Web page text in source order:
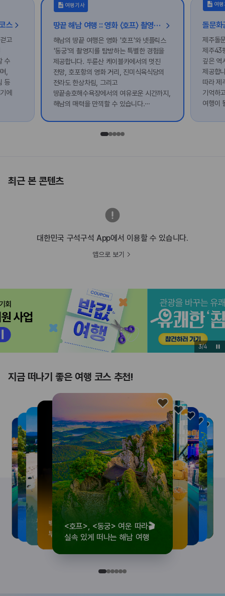
스
고
수
,
등
에
여행기사
땅끝 해남 여행 :: 영화 〈호프〉 촬영지 남창리부터 넷플릭스 〈동궁〉 촬영지 도솔암 등
해남의 땅끝 여행은 영화 '호프'와 넷플릭스
'동궁'의 촬영지를 탐방하는 특별한 경험을
제공합니다. 두륜산 케이블카에서의 멋진
전망, 호포항의 영화 거리, 진미식육식당의
전라도 한상차림, 그리고
땅끝송호해수욕장에서의 여유로운 시간까지,
해남의 매력을 만끽할 수 있습니다.
여
제주돌
제주43
깊은 역
제공합
따라 제
기억하
여행이
최근 본 콘텐츠
대한민국 구석구석 App에서 이용할 수 있습니다.
앱으로 보기
3/4
지금 떠나기 좋은 여행 코스 추천!
<호프>, <동궁> 여운 따라🎬
실속 있게 떠나는 해남 여행
로컬 감성 수집!
전국 로컬 기념품숍 3곳⭐
우리말이 더 재미있어지는
세종 한글 여행
숲길부터 천년 고찰까지!
마음에 쉼을 더하는 부안
뚜벅이 여행자 주목🚶
양양 1박 2일 코스
백제의 숨결을 따라,
부여에서 만나는 여름
<호프>, <동궁> 여운 따라🎬
실속 있게 떠나는 해남 여행
로컬 감성 수집!
전국 로컬 기념품숍 3곳⭐
우리말이 더 재미있어지는
세종 한글 여행
숲길부터 천년 고찰까지!
마음에 쉼을 더하는 부안
뚜벅이 여행자 주목🚶
양양 1박 2일 코스
백제의 숨결을 따라,
부여에서 만나는 여름
<호프>, <동궁> 여운 따라🎬
실속 있게 떠나는 해남 여행
로컬 감성 수집!
전국 로컬 기념품숍 3곳⭐
우리말이 더 재미있어지는
세종 한글 여행
숲길부터 천년 고찰까지!
마음에 쉼을 더하는 부안
뚜벅이 여행자 주목🚶
양양 1박 2일 코스
백제의 숨결을 따라,
부여에서 만나는 여름